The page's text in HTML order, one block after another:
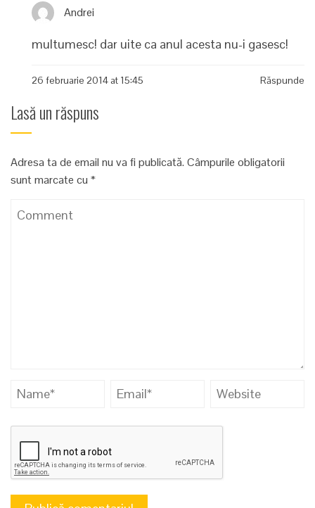
Andrei
multumesc! dar uite ca anul acesta nu-i gasesc!
26 februarie 2014 at 15:45 Răspunde
Lasă un răspuns
Adresa ta de email nu va fi publicată. Câmpurile obligatorii
sunt marcate cu *